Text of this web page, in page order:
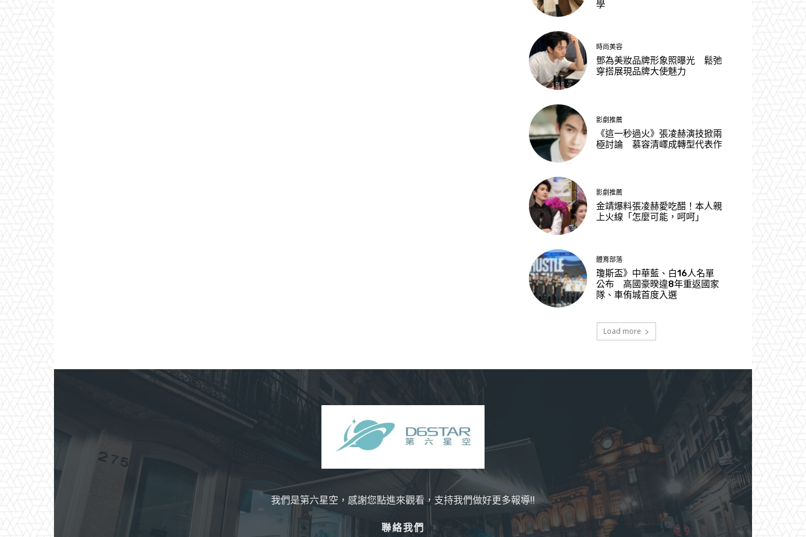
學
時尚美容
鄧為美妝品牌形象照曝光 鬆弛
穿搭展現品牌大使魅力
影劇推薦
《這一秒過火》張凌赫演技掀兩
極討論 慕容清嶧成轉型代表作
影劇推薦
金靖爆料張凌赫愛吃醋！本人親
上火線「怎麼可能，呵呵」
體育部落
瓊斯盃》中華藍、白16人名單
公布 高國豪暌違8年重返國家
隊、車侑城首度入選
Load more
我們是第六星空，感謝您點進來觀看，支持我們做好更多報導!!
聯絡我們